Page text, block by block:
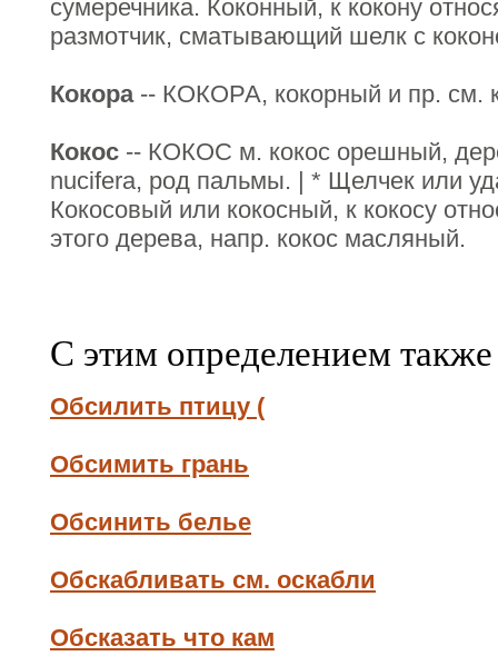
сумеречника. Коконный, к кокону
размотчик, сматывающий шелк с
Кокора-- КОКОРА, кокорный и пр. см.
Кокос -- КОКОС м. кокос орешный,
nuciferа, род пальмы. | * Щелчек или
Кокосовый или кокосный, к кокосу
этого дерева, напр. кокос масляный.
С этим определением
Обсилить птицу (
Обсимить грань
Обсинить белье
Обскабливать см. оскабли
Обсказать что кам